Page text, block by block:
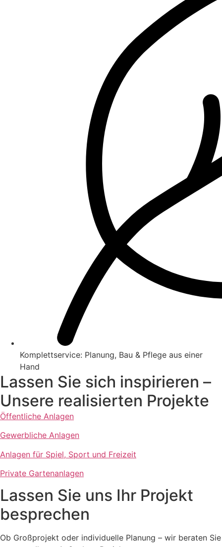
Komplettservice: Planung, Bau & Pflege aus einer
Hand
Lassen Sie sich inspirieren –
Unsere realisierten Projekte
Öffentliche Anlagen
Gewerbliche Anlagen
Anlagen für Spiel, Sport und Freizeit
Private Gartenanlagen
Lassen Sie uns Ihr Projekt
besprechen
Ob Großprojekt oder individuelle Planung – wir beraten Sie